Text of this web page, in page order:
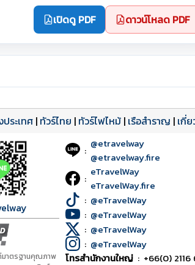
เปิดดู PDF ดาวน์โหลด PDF
ระเทศ | ทัวร์ไทย | ทัวร์ไฟไหม้ | เรือสำราญ | เกี่
มาตรฐานคุณภาพ
: @etravelway
@etravelway.fire
: eTravelWay
eTravelWay.fire
: @eTravelWay
: @eTravelWay
: @eTravelWay
: @eTravelWay
โทรสำนักงานใหญ่ : +66(0)